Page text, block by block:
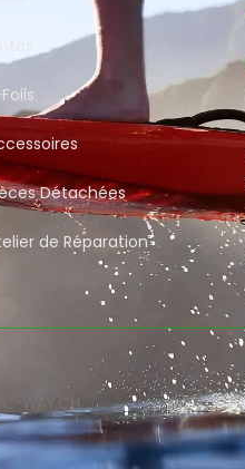
Détachées
de Réparation
WAY.CH